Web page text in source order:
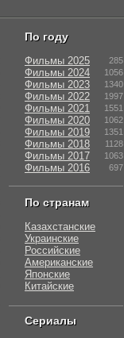
По году
Фильмы 2025 285
Фильмы 2024 1056
Фильмы 2023 1340
Фильмы 2022 1997
Фильмы 2021 1551
Фильмы 2020 1062
Фильмы 2019 1351
Фильмы 2018 1128
Фильмы 2017 1063
Фильмы 2016 697
По странам
Казахстанские
Украинские
Российские
Американские
Японские
Китайские
Сериалы